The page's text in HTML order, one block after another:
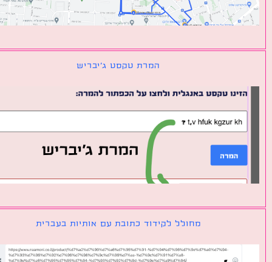
המרת טקסט ג׳יבריש
מחולל לקידוד כתובת עם אותיות בעברית